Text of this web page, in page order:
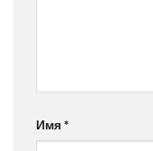
Имя*